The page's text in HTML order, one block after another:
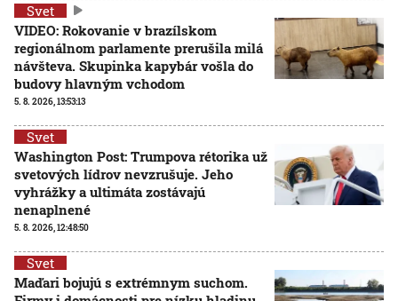
Svet
VIDEO: Rokovanie v brazílskom
regionálnom parlamente prerušila milá
návšteva. Skupinka kapybár vošla do
budovy hlavným vchodom
5. 8. 2026, 13:53:13
Svet
Washington Post: Trumpova rétorika už
svetových lídrov nevzrušuje. Jeho
vyhrážky a ultimáta zostávajú
nenaplnené
5. 8. 2026, 12:48:50
Svet
Maďari bojujú s extrémnym suchom.